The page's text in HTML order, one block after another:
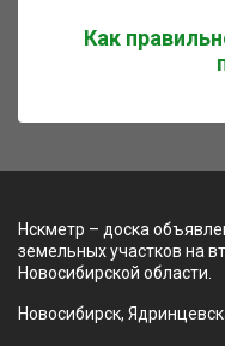
Как
Нскметр – доска
земельных участков на
Новосибирской области.
Новосибирск,